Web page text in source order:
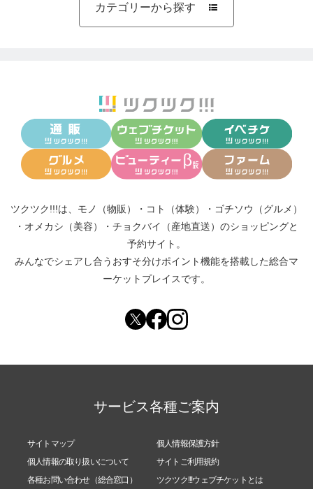
カテゴリーから探す 
ツクツク!!!は、 モノ（物販） ・ コト（体験） ・ ゴチソウ（グルメ）
・ オメカシ（美容） ・ チョクバイ（産地直送） のショッピングと
予約サイト。
みんなでシェアし合う おすそ分けポイント機能を搭載した総合マ
ーケットプレイスです。
サービス各種ご案内
サイトマップ
個人情報保護方針
個人情報の取り扱いについて
サイトご利用規約
各種お問い合わせ（総合窓口）
ツクツク!!!ウェブチケットとは